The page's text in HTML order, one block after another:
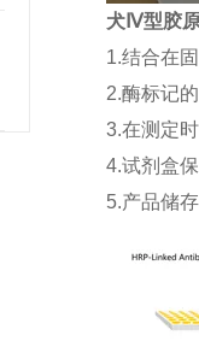
犬Ⅳ型胶
1.结合在
2.酶标记
3.在测定
4.试剂盒
5.产品储